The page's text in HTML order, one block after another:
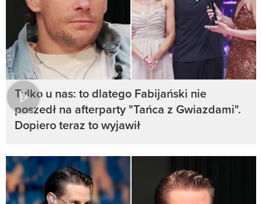
Tylko u nas: to dlatego Fabijański nie
poszedł na afterparty "Tańca z Gwiazdami".
Dopiero teraz to wyjawił